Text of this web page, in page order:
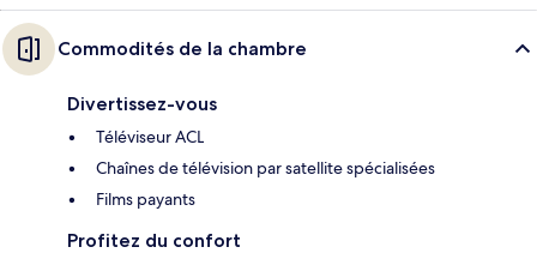
Commodités de la chambre
Divertissez-vous
Téléviseur ACL
Chaînes de télévision par satellite spécialisées
Films payants
Profitez du confort